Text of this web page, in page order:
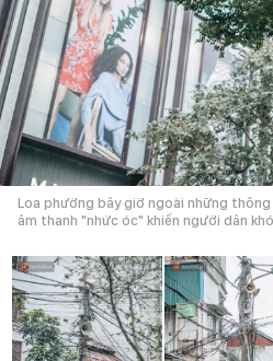
Loa phường bây giờ ngoài những
âm thanh "nhức óc" khiến người dân